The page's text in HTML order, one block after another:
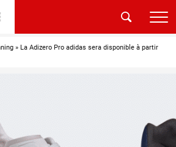
» La Adizero Pro adidas sera disponible à partir